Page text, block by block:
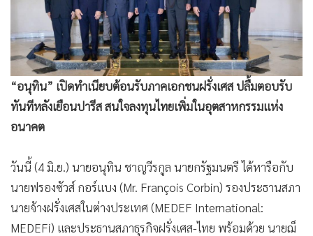
MGR Live
Infographic
การเมือง
ท่องเที่ยว
กีฬา
• ต่างประเทศ
• Special Scoop
•
เศรษฐกิจ-ธุรกิจ
ชุมชน-คุณภาพชีวิต
• อาชญากรรม
“อนุทิน” เปิดทำเนียบต้อนรับภาคเอกชนฝรั่งเศส ปลื้มตอบรับ
ทันทีหลังเยือนปารีส สนใจลงทุนไทยเพิ่มในอุตสาหกรรมแห่ง
อนาคต
วันนี้ (4 มิ.ย.) นายอนุทิน ชาญวีรกูล นายกรัฐมนตรี ได้หารือกับ
นายฟรองซัวส์ กอร์แบง (Mr. François Corbin) รองประธานสภา
นายจ้างฝรั่งเศสในต่างประเทศ (MEDEF International:
MEDEFi) และประธานสภาธุรกิจฝรั่งเศส-ไทย พร้อมด้วย นายฌ็